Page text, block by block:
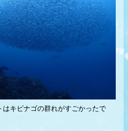
キビナゴの群れがすごかったで